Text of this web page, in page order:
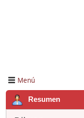
Menú
Resumen